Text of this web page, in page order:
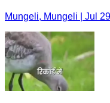
Mungeli, Mungeli | Jul